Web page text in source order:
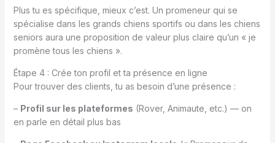
Plus tu es spécifique, mieux c’est. Un promeneur qui se
spécialise dans les grands chiens sportifs ou dans les chiens
seniors aura une proposition de valeur plus claire qu’un « je
promène tous les chiens ».
Étape 4 : Crée ton profil et ta présence en ligne
Pour trouver des clients, tu as besoin d’une présence :
– Profil sur les plateformes (Rover, Animaute, etc.) — on
en parle en détail plus bas